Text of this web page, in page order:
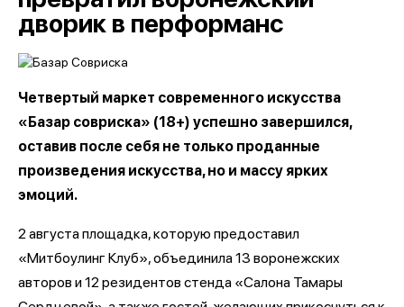
дворик в перформанс
Четвертый маркет современного искусства
«Базар совриска» (18+) успешно завершился,
оставив после себя не только проданные
произведения искусства, но и массу ярких
эмоций.
2 августа площадка, которую предоставил
«Митбоулинг Клуб», объединила 13 воронежских
авторов и 12 резидентов стенда «Салона Тамары